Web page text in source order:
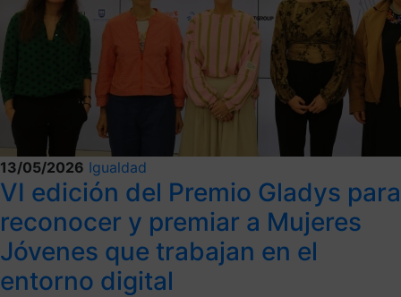
13/05/2026 Igualdad
VI edición del Premio Gladys para
reconocer y premiar a Mujeres
Jóvenes que trabajan en el
entorno digital